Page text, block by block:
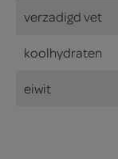
verzadigd vet
koolhydraten
eiwit